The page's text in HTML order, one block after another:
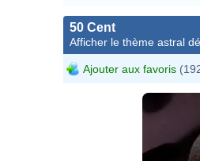
50 Cent
Afficher le thème astral
Ajouter aux favoris